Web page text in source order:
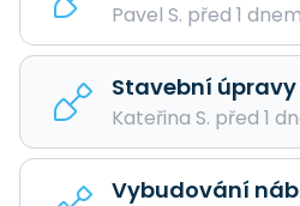
Pavel S. před 1 dnem
Stavební
Kateřina S. před 1
Vybudování